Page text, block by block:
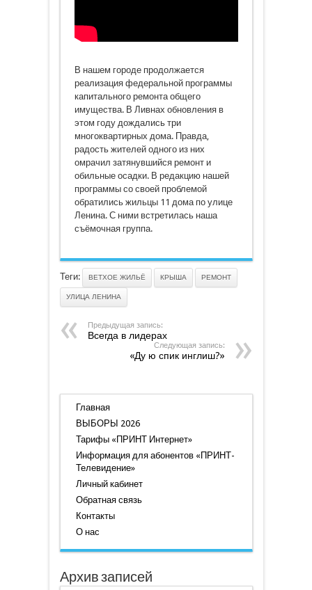
В нашем городе продолжается
реализация федеральной программы
капитального ремонта общего
имущества. В Ливнах обновления в
этом году дождались три
многоквартирных дома. Правда,
радость жителей одного из них
омрачил затянувшийся ремонт и
обильные осадки. В редакцию нашей
программы со своей проблемой
обратились жильцы 11 дома по улице
Ленина. С ними встретилась наша
съёмочная группа.
Теги: ВЕТХОЕ ЖИЛЬЁ КРЫША РЕМОНТ
УЛИЦА ЛЕНИНА
Предыдущая запись:
Всегда в лидерах
Следующая запись:
«Ду ю спик инглиш?»
Главная
ВЫБОРЫ 2026
Тарифы «ПРИНТ Интернет»
Информация для абонентов «ПРИНТ-
Телевидение»
Личный кабинет
Обратная связь
Контакты
О нас
Архив записей